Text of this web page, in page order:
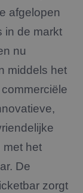
afgelopen
in de markt
nu
middels het
met het
De
zorgt